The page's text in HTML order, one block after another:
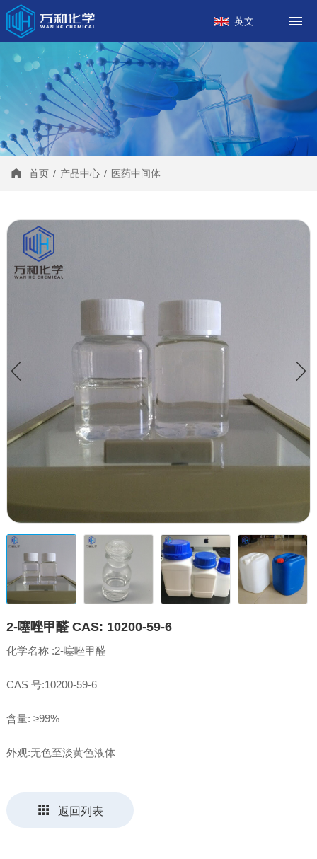
英文
首页
关于我们
产品中心
工厂案例
新闻中心
首页 / 产品中心 / 医药中间体
2-噻唑甲醛 CAS: 10200-59-6
化学名称 :2-噻唑甲醛
CAS 号:10200-59-6
含量: ≥99%
外观:无色至淡黄色液体
返回列表